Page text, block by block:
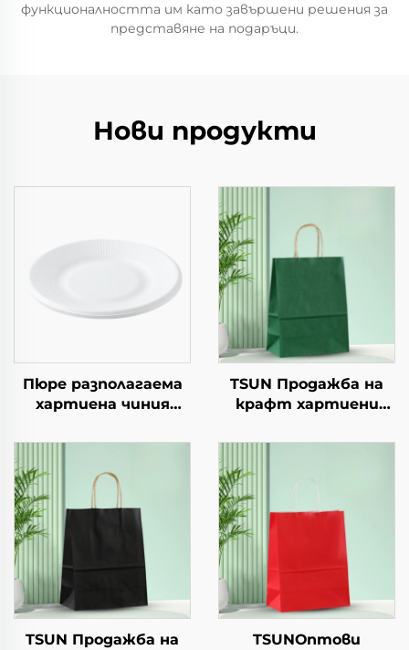
функционалността им като завършени решения за
представяне на подаръци.
Нови продукти
Пюре разполагаема
хартиена чиния
хартия за салата,
сандвич, хляб,
сладолед, шоколад,
бисквити, храна за
домашни любимци и
др.
TSUN Продажба на
крафт хартиени
логотип за упаковка
на храна за Нова
година/Коледа с
екранна печат
TSUN Продажба на
TSUNОптови